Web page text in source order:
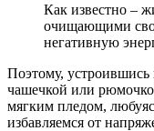
Как известно –
очищающими
негативную
Поэтому,
чашечкой или
мягким пледом,
избавляемся от